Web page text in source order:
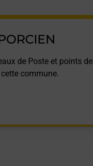
de Poste et points de
commune.